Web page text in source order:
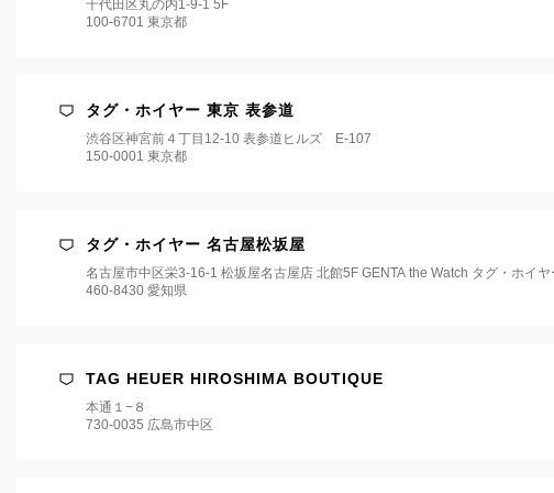
千代田区丸の内1-9-1 5F
100-6701 東京都
タグ・ホイヤー 東京 表参道
渋谷区神宮前４丁目12-10 表参道ヒルズ E-107
150-0001 東京都
タグ・ホイヤー 名古屋松坂屋
名古屋市中区栄3-16-1 松坂屋名古屋店 北館5F GENTA the Watch タグ・ホイヤ
460-8430 愛知県
TAG HEUER HIROSHIMA BOUTIQUE
本通１−８
730-0035 広島市中区